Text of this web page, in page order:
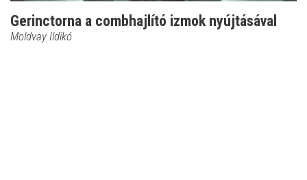
Gerinctorna a combhajlító izmok nyújtásával
Moldvay Ildikó